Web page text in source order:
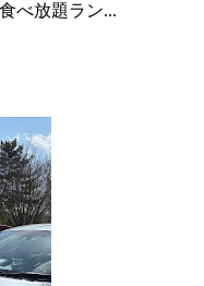
べ放題ラン...